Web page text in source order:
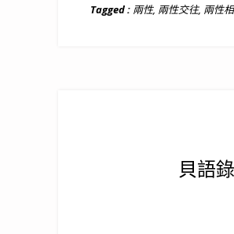
Tagged : 兩性, 兩性交往, 兩性
貝語